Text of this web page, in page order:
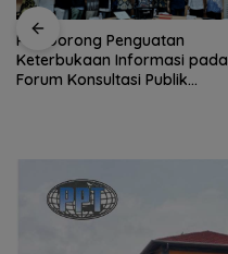
PWI Dorong Penguatan
Keterbukaan Informasi pada
Forum Konsultasi Publik